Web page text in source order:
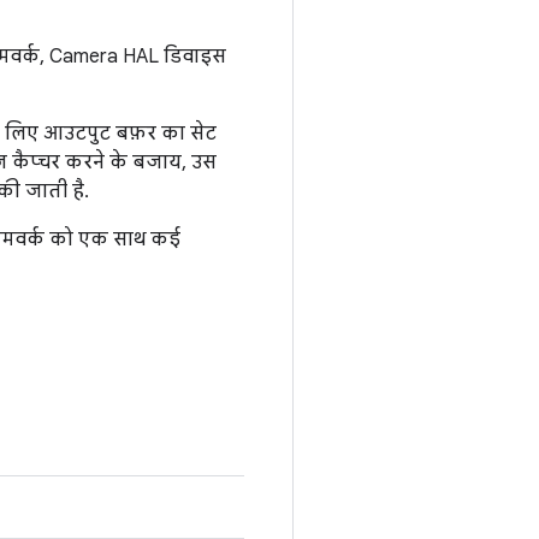
Camera HAL डिवाइस
लिए आउटपुट बफ़र का सेट
कैप्चर करने के बजाय, उस
जाती है.
को एक साथ कई